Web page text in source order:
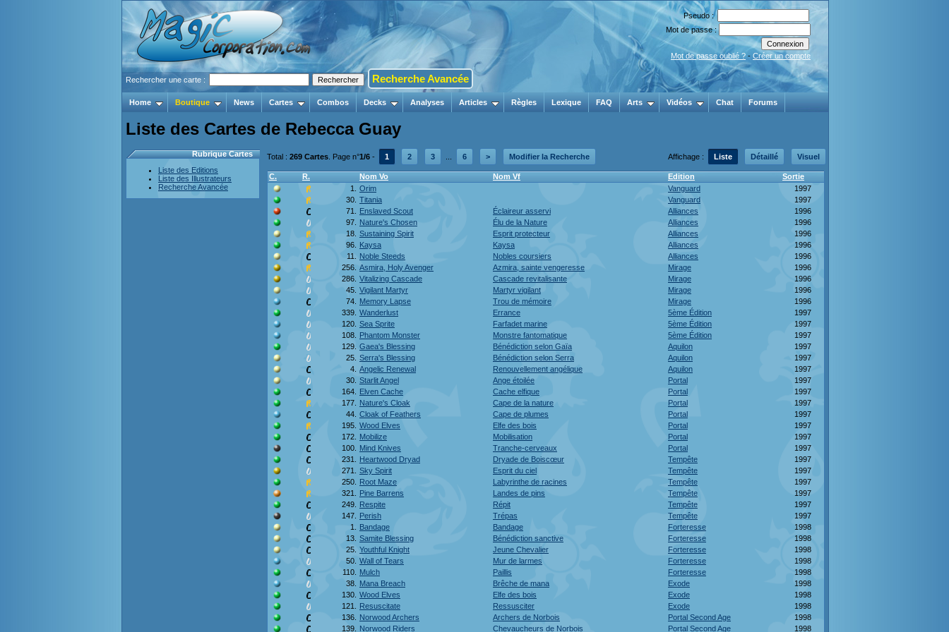
Pseudo :
Mot de passe :
Mot de passe oublié ? - Créer un compte
Rechercher une carte : Recherche Avancée
Home Boutique News Cartes Combos Decks Analyses Articles Règles Lexique FAQ Arts Vidéos Chat Forums
Liste des Cartes de Rebecca Guay
Rubrique Cartes
Liste des Editions
Liste des Illustrateurs
Recherche Avancée
Total : 269 Cartes . Page n°1/6 - 1 2 3 6 > Modifier la Recherche Affichage : Liste Détaillé Visuel
C. R. Nom Vo Nom Vf Edition
Sortie
1.
Orim Vanguard
1997
30. Titania Vanguard
1997
71.
Enslaved Scout Éclaireur asservi Alliances
1996
97.
Nature's Chosen Élu de la Nature Alliances
1996
18. Sustaining Spirit Esprit protecteur Alliances
1996
96.
Kaysa Kaysa Alliances
1996
11.
Noble Steeds Nobles coursiers Alliances
1996
256. Asmira, Holy Avenger Azmira, sainte vengeresse Mirage
1996
286. Vitalizing Cascade Cascade revitalisante Mirage
1996
45. Vigilant Martyr Martyr vigilant Mirage
1996
74.
Memory Lapse Trou de mémoire Mirage
1996
339. Wanderlust Errance 5ème Édition
1997
120. Sea Sprite Farfadet marine 5ème Édition
1997
108.
Phantom Monster Monstre fantomatique 5ème Édition
1997
129. Gaea's Blessing Bénédiction selon Gaïa Aquilon
1997
25. Serra's Blessing Bénédiction selon Serra Aquilon
1997
4. Angelic Renewal Renouvellement angélique Aquilon
1997
30. Starlit Angel Ange étoilée Portal
1997
164.
Elven Cache Cache elfique Portal
1997
177.
Nature's Cloak Cape de la nature Portal
1997
44. Cloak of Feathers Cape de plumes Portal
1997
195. Wood Elves Elfe des bois Portal
1997
172.
Mobilize Mobilisation Portal
1997
100.
Mind Knives Tranche-cerveaux Portal
1997
231.
Heartwood Dryad Dryade de Boiscœur Tempête
1997
271.
Sky Spirit Esprit du ciel Tempête
1997
250.
Root Maze Labyrinthe de racines Tempête
1997
321.
Pine Barrens Landes de pins Tempête
1997
249.
Respite Répit Tempête
1997
147.
Perish Trépas Tempête
1997
1.
Bandage Bandage Forteresse
1998
13. Samite Blessing Bénédiction sanctive Forteresse
1998
25. Youthful Knight Jeune Chevalier Forteresse
1998
50. Wall of Tears Mur de larmes Forteresse
1998
110.
Mulch Paillis Forteresse
1998
38.
Mana Breach Brêche de mana Exode
1998
130. Wood Elves Elfe des bois Exode
1998
121.
Resuscitate Ressusciter Exode
1998
136.
Norwood Archers Archers de Norbois Portal Second Age
1998
139.
Norwood Riders Chevaucheurs de Norbois Portal Second Age 1998